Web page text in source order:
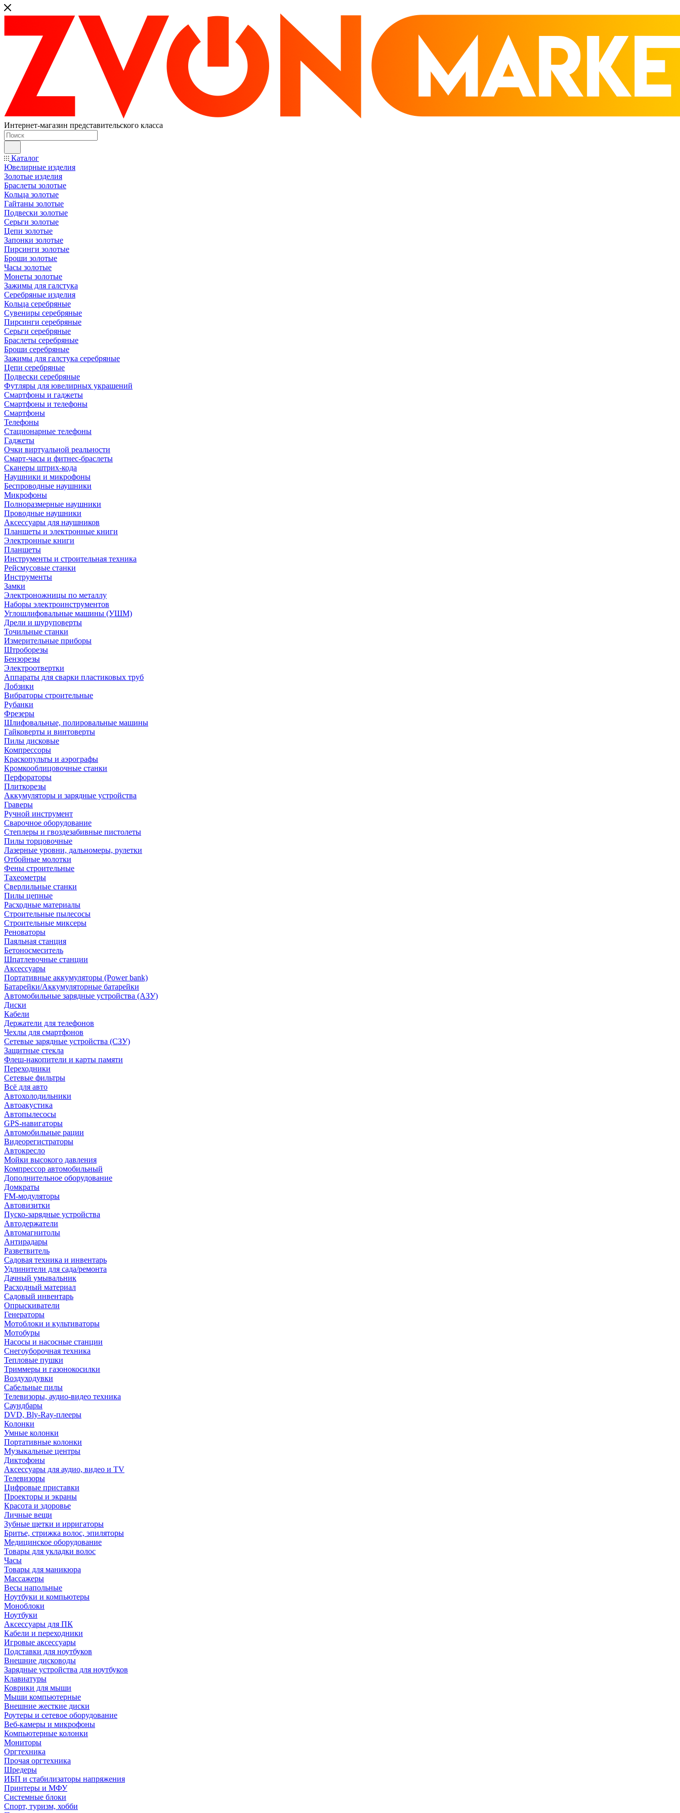
Интернет-магазин представительского класса
Каталог
Ювелирные изделия
Золотые изделия
Браслеты золотые
Кольца золотые
Гайтаны золотые
Подвески золотые
Серьги золотые
Цепи золотые
Запонки золотые
Пирсинги золотые
Броши золотые
Часы золотые
Монеты золотые
Зажимы для галстука
Серебряные изделия
Кольца серебряные
Сувениры серебряные
Пирсинги серебряные
Серьги серебряные
Браслеты серебряные
Броши серебряные
Зажимы для галстука серебряные
Цепи серебряные
Подвески серебряные
Футляры для ювелирных украшений
Смартфоны и гаджеты
Смартфоны и телефоны
Смартфоны
Телефоны
Стационарные телефоны
Гаджеты
Очки виртуальной реальности
Смарт-часы и фитнес-браслеты
Сканеры штрих-кода
Наушники и микрофоны
Беспроводные наушники
Микрофоны
Полноразмерные наушники
Проводные наушники
Аксессуары для наушников
Планшеты и электронные книги
Электронные книги
Планшеты
Инструменты и строительная техника
Рейсмусовые станки
Инструменты
Замки
Электроножницы по металлу
Наборы электроинструментов
Углошлифовальные машины (УШМ)
Дрели и шуруповерты
Точильные станки
Измерительные приборы
Штроборезы
Бензорезы
Электроотвертки
Аппараты для сварки пластиковых труб
Лобзики
Вибраторы строительные
Рубанки
Фрезеры
Шлифовальные, полировальные машины
Гайковерты и винтоверты
Пилы дисковые
Компрессоры
Краскопульты и аэрографы
Кромкооблицовочные станки
Перфораторы
Плиткорезы
Аккумуляторы и зарядные устройства
Граверы
Ручной инструмент
Сварочное оборудование
Степлеры и гвоздезабивные пистолеты
Пилы торцовочные
Лазерные уровни, дальномеры, рулетки
Отбойные молотки
Фены строительные
Тахеометры
Сверлильные станки
Пилы цепные
Расходные материалы
Строительные пылесосы
Строительные миксеры
Реноваторы
Паяльная станция
Бетоносмеситель
Шпатлевочные станции
Аксессуары
Портативные аккумуляторы (Power bank)
Батарейки/Аккумуляторные батарейки
Автомобильные зарядные устройства (АЗУ)
Диски
Кабели
Держатели для телефонов
Чехлы для смартфонов
Сетевые зарядные устройства (СЗУ)
Защитные стекла
Флеш-накопители и карты памяти
Переходники
Сетевые фильтры
Всё для авто
Автохолодильники
Автоакустика
Автопылесосы
GPS-навигаторы
Автомобильные рации
Видеорегистраторы
Автокресло
Мойки высокого давления
Компрессор автомобильный
Дополнительное оборудование
Домкраты
FM-модуляторы
Автовизитки
Пуско-зарядные устройства
Автодержатели
Автомагнитолы
Антирадары
Разветвитель
Садовая техника и инвентарь
Удлинители для сада/ремонта
Дачный умывальник
Расходный материал
Садовый инвентарь
Опрыскиватели
Генераторы
Мотоблоки и культиваторы
Мотобуры
Насосы и насосные станции
Снегоуборочная техника
Тепловые пушки
Триммеры и газонокосилки
Воздуходувки
Сабельные пилы
Телевизоры, аудио-видео техника
Саундбары
DVD, Bly-Ray-плееры
Колонки
Умные колонки
Портативные колонки
Музыкальные центры
Диктофоны
Аксессуары для аудио, видео и TV
Телевизоры
Цифровые приставки
Проекторы и экраны
Красота и здоровье
Личные вещи
Зубные щетки и ирригаторы
Бритье, стрижка волос, эпиляторы
Медицинское оборудование
Товары для укладки волос
Часы
Товары для маникюра
Массажеры
Весы напольные
Ноутбуки и компьютеры
Моноблоки
Ноутбуки
Аксессуары для ПК
Кабели и переходники
Игровые аксессуары
Подставки для ноутбуков
Внешние дисководы
Зарядные устройства для ноутбуков
Клавиатуры
Коврики для мыши
Мыши компьютерные
Внешние жесткие диски
Роутеры и сетевое оборудование
Веб-камеры и микрофоны
Компьютерные колонки
Мониторы
Оргтехника
Прочая оргтехника
Шредеры
ИБП и стабилизаторы напряжения
Принтеры и МФУ
Системные блоки
Спорт, туризм, хобби